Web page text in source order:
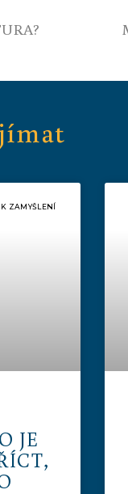
K ZAMYŠLENÍ
JE